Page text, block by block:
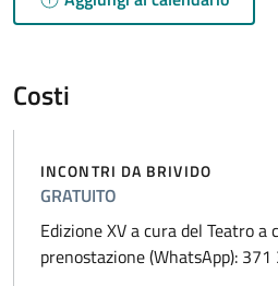
Costi
INCONTRI DA BRIVIDO
GRATUITO
Edizione XV a cura del Teatro
prenostazione (WhatsApp):